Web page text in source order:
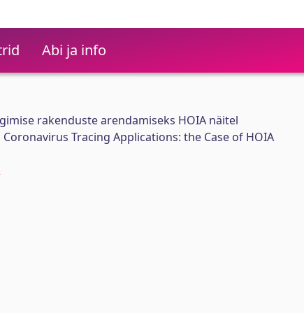
Abi ja info
rakenduste arendamiseks HOIA näitel
Tracing Applications: the Case of HOIA